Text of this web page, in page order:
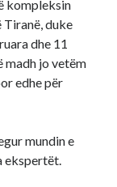
kompleksin
Tiranë, duke
dhe 11
madh jo vetëm
edhe për
mundin e
ekspertët.